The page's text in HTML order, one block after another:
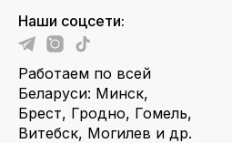
Наши соцсети:
Работаем по всей
Беларуси: Минск,
Брест, Гродно, Гомель,
Витебск, Могилев и др.